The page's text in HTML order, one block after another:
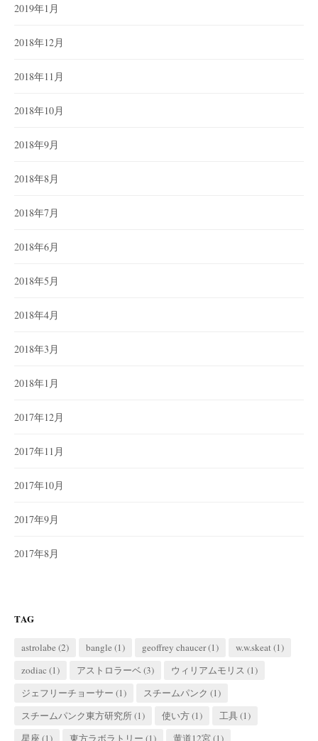
2019年1月
2018年12月
2018年11月
2018年10月
2018年9月
2018年8月
2018年7月
2018年6月
2018年5月
2018年4月
2018年3月
2018年1月
2017年12月
2017年11月
2017年10月
2017年9月
2017年8月
TAG
astrolabe (2) bangle (1) geoffrey chaucer(1) w.w.skeat(1)
zodiac (1) アストロラーベ(3) ウィリアムモリス (1)
ジェフリーチョーサー (1) スチームパンク (1)
スチームパンク東方研究所(1) 使い方(1) 工具(1)
星座 (1) 東方ラボラトリー (1) 黄道12宮(1)